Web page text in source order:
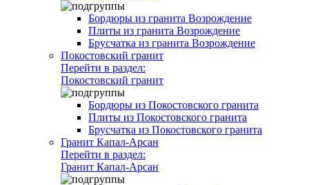
Бордюры из гранита Возрождение
Плиты из гранита Возрождение
Брусчатка из гранита Возрождение
Покостовский гранит
Перейти в раздел:
Покостовский гранит
Бордюры из Покостовского гранита
Плиты из Покостовского гранита
Брусчатка из Покостовского гранита
Гранит Капал-Арсан
Перейти в раздел:
Гранит Капал-Арсан